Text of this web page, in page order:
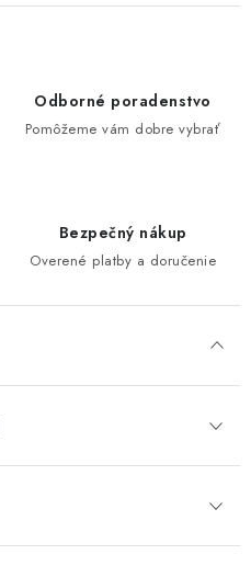
Odborné poradenstvo
Pomôžeme vám dobre vybrať
Bezpečný nákup
Overené platby a doručenie